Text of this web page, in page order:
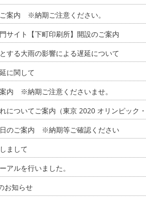
案内 ※納期ご注意ください。
サイト【下町印刷所】開設のご案内
する大雨の影響による遅延について
に関して
内 ※納期ご注意くださいませ。
についてご案内（東京 2020 オリンピック
日のご案内 ※納期等ご確認ください
まして
アルを行いました。
お知らせ